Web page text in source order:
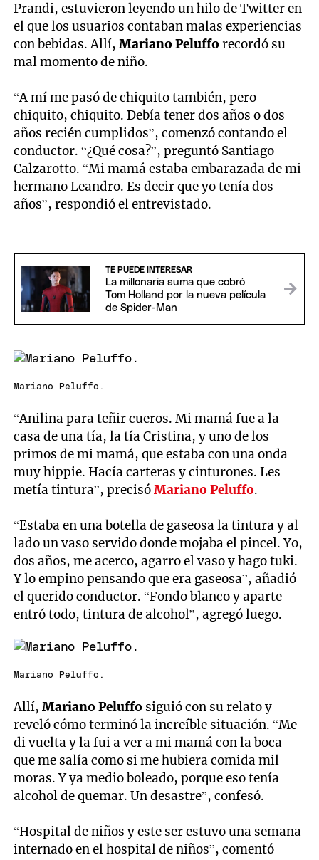
Prandi, estuvieron leyendo un hilo de Twitter en
el que los usuarios contaban malas experiencias
con bebidas. Allí,Mariano Pelufforecordó su
mal momento de niño.
“A mí me pasó de chiquito también, pero
chiquito, chiquito. Debía tener dos años o dos
años recién cumplidos”, comenzó contando el
conductor. “¿Qué cosa?”, preguntó Santiago
Calzarotto. “Mi mamá estaba embarazada de mi
hermano Leandro. Es decir que yo tenía dos
años”, respondió el entrevistado.
TE PUEDE INTERESAR
La millonaria suma que cobró
Tom Holland por la nueva película
de Spider-Man
Mariano Peluffo.
“Anilina para teñir cueros. Mi mamá fue a la
casa de una tía, la tía Cristina, y uno de los
primos de mi mamá, que estaba con una onda
muy hippie. Hacía carteras y cinturones. Les
metía tintura”, precisóMariano Peluffo.
“Estaba en una botella de gaseosa la tintura y al
lado un vaso servido donde mojaba el pincel. Yo,
dos años, me acerco, agarro el vaso y hago tuki.
Y lo empino pensando que era gaseosa”, añadió
el querido conductor. “Fondo blanco y aparte
entró todo, tintura de alcohol”, agregó luego.
Mariano Peluffo.
Allí,Mariano Peluffo siguió con su relato y
reveló cómo terminó la increíble situación. “Me
di vuelta y la fui a ver a mi mamá con la boca
que me salía como si me hubiera comida mil
moras. Y ya medio boleado, porque eso tenía
alcohol de quemar. Un desastre”, confesó.
“Hospital de niños y este ser estuvo una semana
internado en el hospital de niños”, comentó